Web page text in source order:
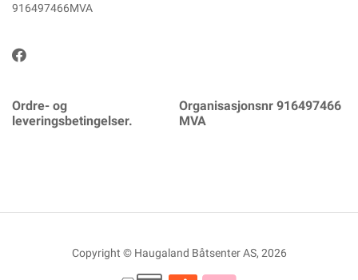
916497466MVA
Ordre- og
leveringsbetingelser.
Organisasjonsnr 916497466
MVA
Copyright © Haugaland Båtsenter AS, 2026